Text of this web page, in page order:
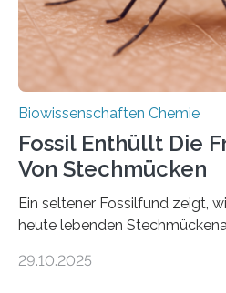
nächsten…
Biowissenschaften Chemie
Fossil Enthüllt Die
Von Stechmücken
Ein seltener Fossilfund zeigt,
heute lebenden
Forschende die bisher älteste
29.10.2025